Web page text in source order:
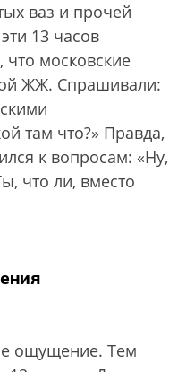
ваз и прочей
13 часов
московские
ЖЖ. Спрашивали:
там что?» Правда,
к вопросам: «Ну,
что ли, вместо
ощущение. Тем